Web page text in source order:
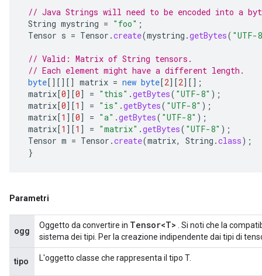
// Java Strings will need to be encoded into a
String mystring = "foo" ;
Tensor s = Tensor .create(mystring .getBytes( "UTF-
// Valid: Matrix of String tensors.
// Each element might have a different length.
byte[][][] matrix = new byte[2][2][] ;
matrix[0][0] = "this" .getBytes( "UTF-8" );
matrix[0][1 ] = "is" .getBytes( "UTF-8" );
matrix[1 ][0] = "a" .getBytes( "UTF-8" );
matrix[1 ][1 ] = "matrix" .getBytes( "UTF-8" );
Tensor m = Tensor .create(matrix, String .class);
}
Parametri
ogg
Oggetto da convertire in Tensor<T> . Si noti che la
sistema dei tipi. Per la creazione indipendente dai tipi di
tipo L'oggetto classe che rappresenta il tipo T.